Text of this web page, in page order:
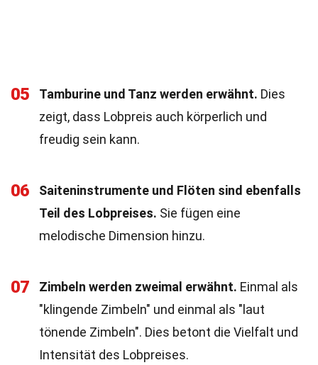
05 Tamburine und Tanz werden erwähnt. Dies
zeigt, dass Lobpreis auch körperlich und
freudig sein kann.
06
Saiteninstrumente und Flöten sind ebenfalls
Teil des Lobpreises. Sie fügen eine
melodische Dimension hinzu.
07 Zimbeln werden zweimal erwähnt. Einmal als
"klingende Zimbeln" und einmal als "laut
tönende Zimbeln". Dies betont die Vielfalt und
Intensität des Lobpreises.